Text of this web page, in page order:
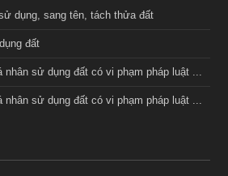
dụng, sang tên, tách thửa đất
đất
sử dụng đất có vi phạm pháp luật ...
sử dụng đất có vi phạm pháp luật ...